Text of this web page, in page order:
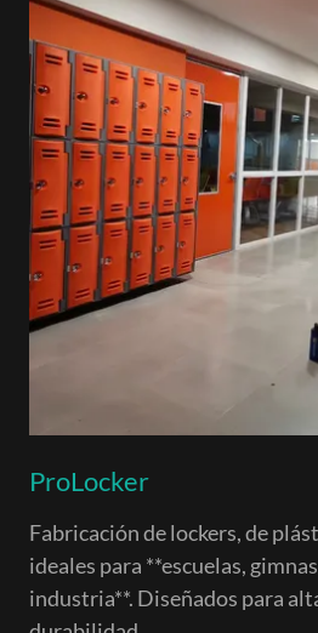
ProLocker
Fabricación de lockers, de
ideales para **escuelas,
industria**. Diseñados para